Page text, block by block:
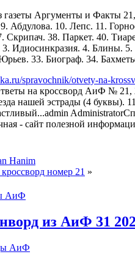
газеты Аргументы и Факты
Абдулова. 10. Лепс. 11.
Скрипач. 38. Паркет. 40.
3. Идиосинкразия. 4. Блины.
33. Биограф. 34.
spravochnik/otvety-na-
на кроссворд АиФ № 21,
нашей эстрады (4 буквы).
admin Administrator
Hanim
номер 21 »
из АиФ 31